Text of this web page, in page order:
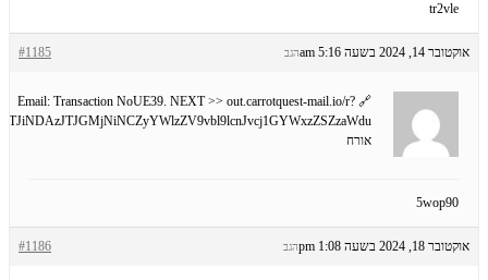
tr2vle
אוקטובר 14, 2024 בשעה 5:16 am #1185 הגב
🔗 Email: Transaction NoUE39. NEXT >> out.carrotquest-mail.io/r?
אורח
5wop90
אוקטובר 18, 2024 בשעה 1:08 pm #1186 הגב